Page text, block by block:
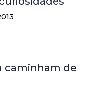
caminham de